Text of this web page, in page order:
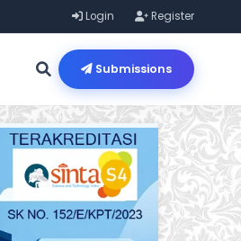
Login Register
Submissions